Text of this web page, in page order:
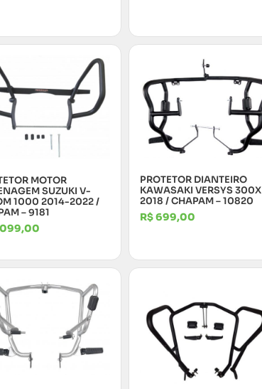
MOTOR
SUZUKI V-
1000 2014-2022 /
– 9181
PROTETOR DIANTEIRO
KAWASAKI VERSYS 300X
2018 / CHAPAM – 10820
R$699,00